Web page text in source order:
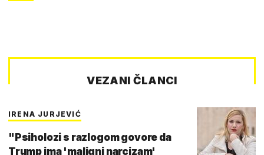
VEZANI ČLANCI
IRENA JURJEVIĆ
"Psiholozi s razlogom govore da
Trump ima 'maligni narcizam'